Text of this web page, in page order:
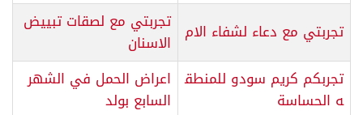
تجربتي مع دعاء لشفاء الام تجربتي مع لصقات تبييض
الاسنان
تجربكم كريم سودو للمنطق
ه الحساسة
اعراض الحمل في الشهر
السابع بولد